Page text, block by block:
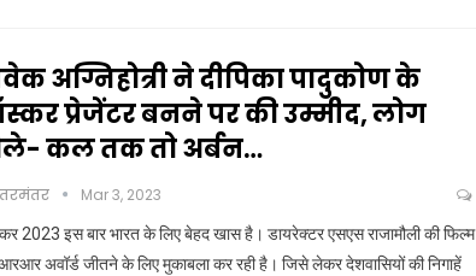
अग्निहोत्री ने दीपिका पादुकोण के
प्रेजेंटर बनने पर की उम्मीद, लोग
कल तक तो अर्बन…
Mar 3, 2023
2023 इस बार भारत के लिए बेहद खास है। डायरेक्टर एसएस राजामौली की फिल्म
अवॉर्ड जीतने के लिए मुकाबला कर रही है। जिसे लेकर देशवासियों की निगाहें